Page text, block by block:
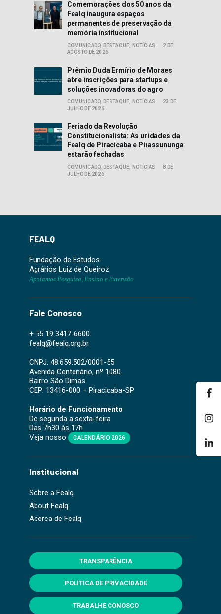
Comemorações dos 50 anos da
Fealq inaugura espaços
permanentes de preservação da
memória institucional
COMUNICADO, DESTAQUE, NOTÍCIAS
2 DE
AGOSTO DE 2026
Prêmio Duda Ermírio de Moraes
abre inscrições para startups e
soluções inovadoras do agro
COMUNICADO, DESTAQUE, NOTÍCIAS
23 DE
JULHO DE 2026
Feriado da Revolução
Constitucionalista: As unidades da
Fealq de Piracicaba e Pirassununga
estarão fechadas
COMUNICADO, DESTAQUE, NOTÍCIAS
8 DE
JULHO DE 2026
FEALQ
Fundação de Estudos
Agrários Luiz de Queiroz
Apoiamos Pesquisa, Ensino e Extensão
Fale Conosco
+ 55 19 3417-6600
fealq@fealq.org.br
CNPJ: 48.659.502/0001-55
Avenida Centenário, nº 1080
Bairro São Dimas
CEP: 13416-000 – Piracicaba-SP
Horário de Funcionamento
De segunda a sexta-feira
Das 7h30 às 17h
Veja nosso
CALENDÁRIO 2026
Institucional
Sobre a Fealq
About Fealq
Acerca de Fealq
TRANSPARÊNCIA
POLÍTICA DE PRIVACIDADE
TRABALHE CONOSCO